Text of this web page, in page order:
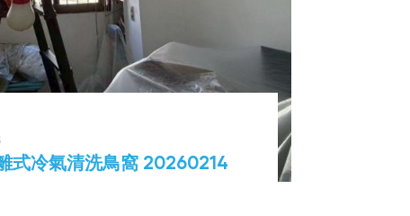
式冷氣清洗鳥窩 20260214